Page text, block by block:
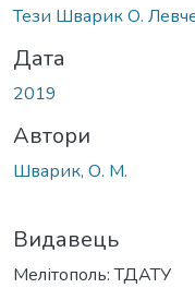
Тези Шварик О.
Дата
2019
Автори
Шварик, О. М.
Видавець
Мелітополь: ТДАТУ